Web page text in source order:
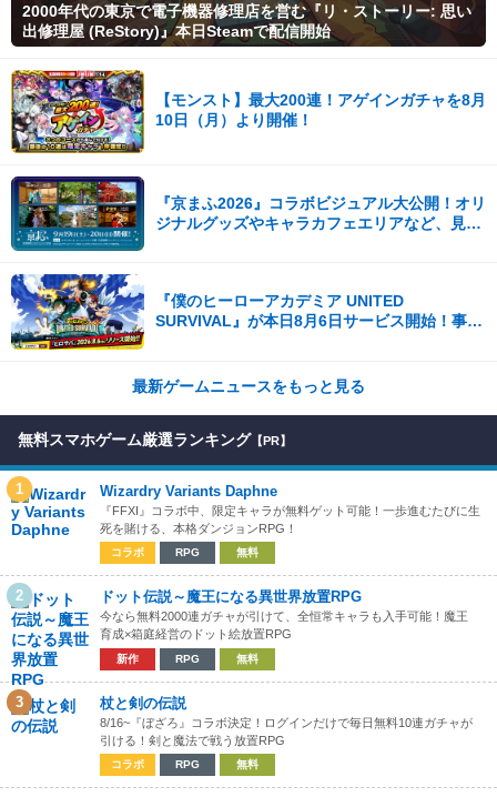
2000年代の東京で電子機器修理店を営む『リ・ストーリー: 思い
出修理屋 (ReStory)』本日Steamで配信開始
【モンスト】最大200連！アゲインガチャを8月
10日（月）より開催！
『京まふ2026』コラボビジュアル大公開！オリ
ジナルグッズやキャラカフェエリアなど、見ど
『僕のヒーローアカデミア UNITED
SURVIVAL』が本日8月6日サービス開始！事前
最新ゲームニュースをもっと見る
無料スマホゲーム厳選ランキング 【PR】
1 Wizardry Variants Daphne
『FFXI』コラボ中、限定キャラが無料ゲット可能！一歩進むたびに生
死を賭ける、本格ダンジョンRPG！
コラボ RPG 無料
2 ドット伝説～魔王になる異世界放置RPG
今なら無料2000連ガチャが引けて、全恒常キャラも入手可能！魔王
育成×箱庭経営のドット絵放置RPG
新作 RPG 無料
3 杖と剣の伝説
8/16~『ぼざろ』コラボ決定！ログインだけで毎日無料10連ガチャが
引ける！剣と魔法で戦う放置RPG
コラボ RPG 無料